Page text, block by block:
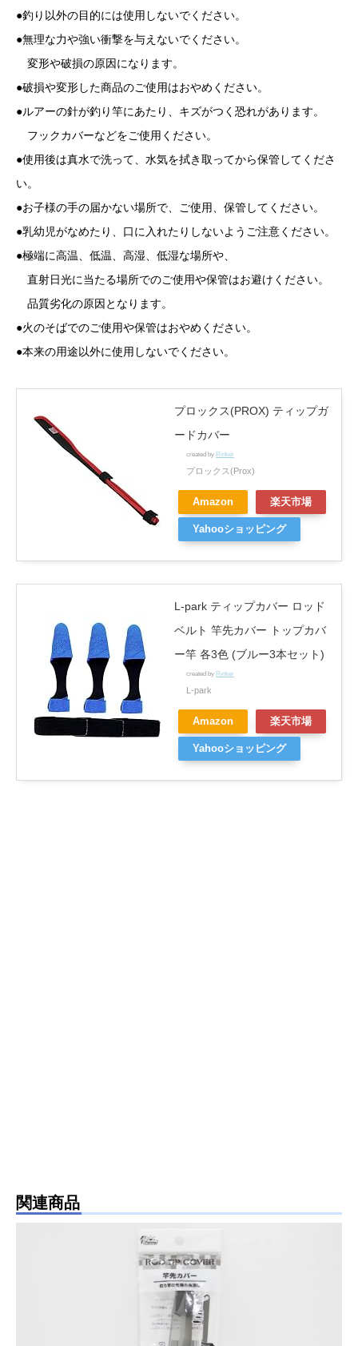
●釣り以外の目的には使用しないでください。
●無理な力や強い衝撃を与えないでください。
変形や破損の原因になります。
●破損や変形した商品のご使用はおやめください。
●ルアーの針が釣り竿にあたり、キズがつく恐れがあります。
フックカバーなどをご使用ください。
●使用後は真水で洗って、水気を拭き取ってから保管してくださ
い。
●お子様の手の届かない場所で、ご使用、保管してください。
●乳幼児がなめたり、口に入れたりしないようご注意ください。
●極端に高温、低温、高湿、低湿な場所や、
直射日光に当たる場所でのご使用や保管はお避けください。
品質劣化の原因となります。
●火のそばでのご使用や保管はおやめください。
●本来の用途以外に使用しないでください。
プロックス(PROX) ティップガ
ードカバー
created by Rinker
プロックス(Prox)
Amazon 楽天市場
Yahooショッピング
L-park ティップカバー ロッド
ベルト 竿先カバー トップカバ
ー竿 各3色 (ブルー3本セット)
created by Rinker
L-park
Amazon 楽天市場
Yahooショッピング
関連商品